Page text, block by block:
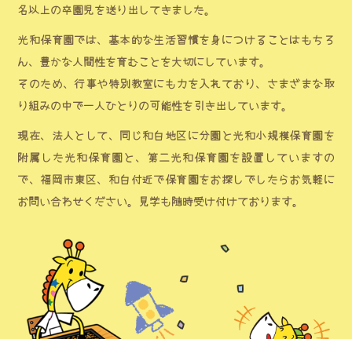
名以上の卒園児を送り出してきました。
光和保育園では、基本的な生活習慣を身につけることはもちろ
ん、豊かな人間性を育むことを大切にしています。
そのため、行事や特別教室にも力を入れており、さまざまな取
り組みの中で一人ひとりの可能性を引き出しています。
現在、法人として、同じ和白地区に分園と光和小規模保育園を
附属した光和保育園と、第二光和保育園を設置していますの
で、福岡市東区、和白付近で保育園をお探しでしたらお気軽に
お問い合わせください。見学も随時受け付けております。